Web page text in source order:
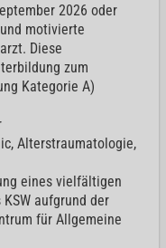
2026 oder
motivierte
Diese
zum
Kategorie A)
Alterstraumatologie,
eines vielfältigen
aufgrund der
für Allgemeine